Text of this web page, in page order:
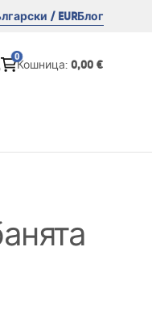
/ EURБлог
0
Кошница: 0,00 €